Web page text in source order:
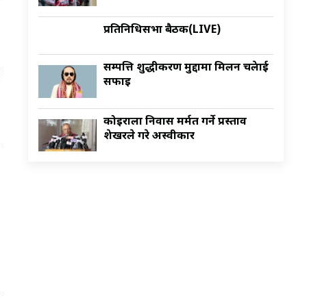
प्रतिनिधिसभा बैठक(LIVE)
सम्पत्ति शुद्धीकरण मुद्दामा मिलन चक्रेलाई
सफाइ
कोइराला निवास मर्मत गर्ने प्रस्ताव
शेखरले गरे अस्वीकार